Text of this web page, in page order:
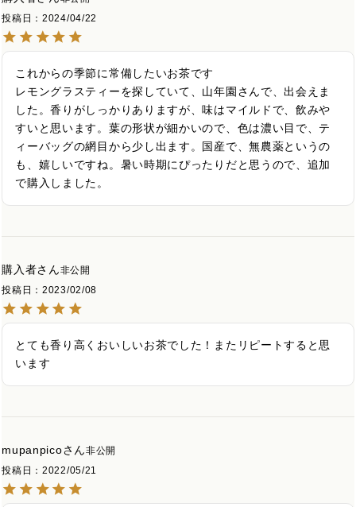
投稿日
2024/04/22
これからの季節に常備したいお茶です
レモングラスティーを探していて、山年園さんで、出会えま
した。香りがしっかりありますが、味はマイルドで、飲みや
すいと思います。葉の形状が細かいので、色は濃い目で、テ
ィーバッグの網目から少し出ます。国産で、無農薬というの
も、嬉しいですね。暑い時期にぴったりだと思うので、追加
で購入しました。
購入者
非公開
投稿日
2023/02/08
とても香り高くおいしいお茶でした！またリピートすると思
います
mupanpico
非公開
投稿日
2022/05/21